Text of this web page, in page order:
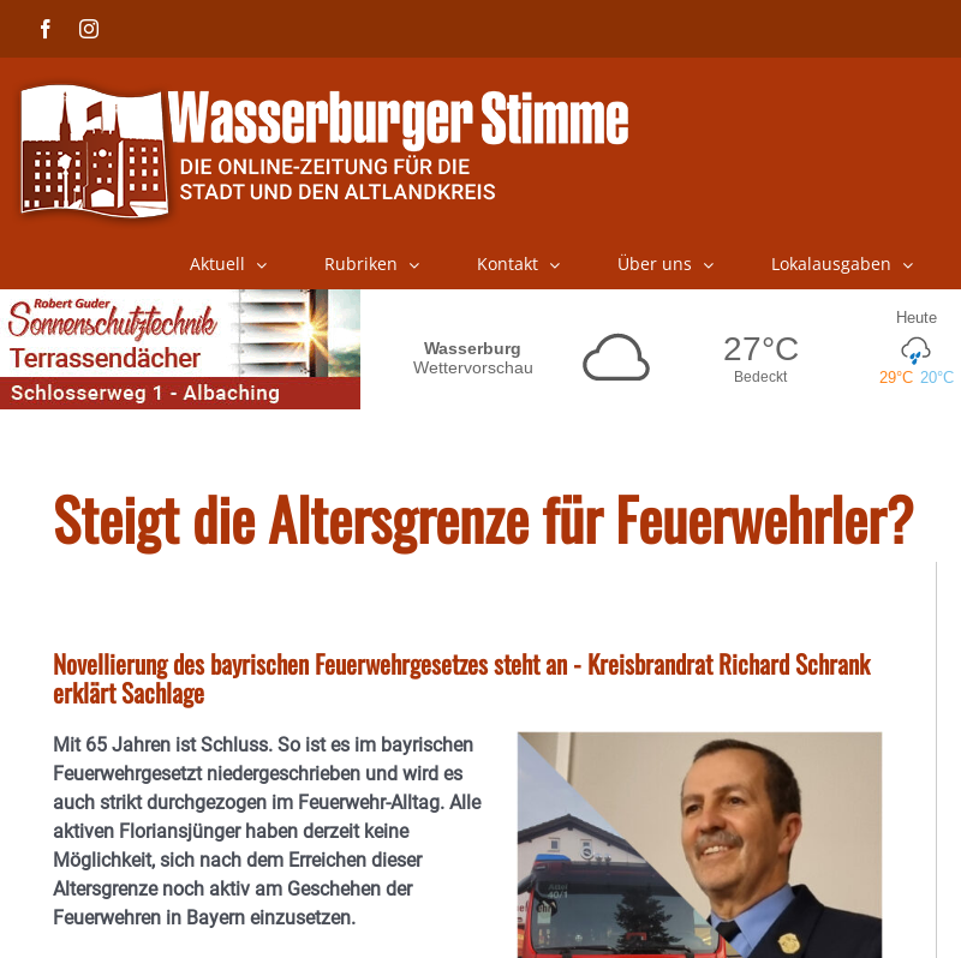
FacebookInstagram
Aktuell Rubriken Kontakt Über uns Lokalausgaben
Steigt die Altersgrenze für Feuerwehrler?
Novellierung des bayrischen Feuerwehrgesetzes steht an - Kreisbrandrat Richard Schrank
erklärt Sachlage
Mit 65 Jahren ist Schluss. So ist es im bayrischen
Feuerwehrgesetzt niedergeschrieben und wird es
auch strikt durchgezogen im Feuerwehr-Alltag. Alle
aktiven Floriansjünger haben derzeit keine
Möglichkeit, sich nach dem Erreichen dieser
Altersgrenze noch aktiv am Geschehen der
Feuerwehren in Bayern einzusetzen.